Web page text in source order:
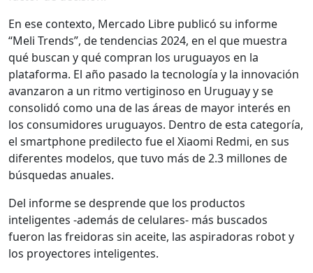
En ese contexto, Mercado Libre publicó su informe
“Meli Trends”, de tendencias 2024, en el que muestra
qué buscan y qué compran los uruguayos en la
plataforma. El año pasado la tecnología y la innovación
avanzaron a un ritmo vertiginoso en Uruguay y se
consolidó como una de las áreas de mayor interés en
los consumidores uruguayos. Dentro de esta categoría,
el smartphone predilecto fue el Xiaomi Redmi, en sus
diferentes modelos, que tuvo más de 2.3 millones de
búsquedas anuales.
Del informe se desprende que los productos
inteligentes -además de celulares- más buscados
fueron las freidoras sin aceite, las aspiradoras robot y
los proyectores inteligentes.